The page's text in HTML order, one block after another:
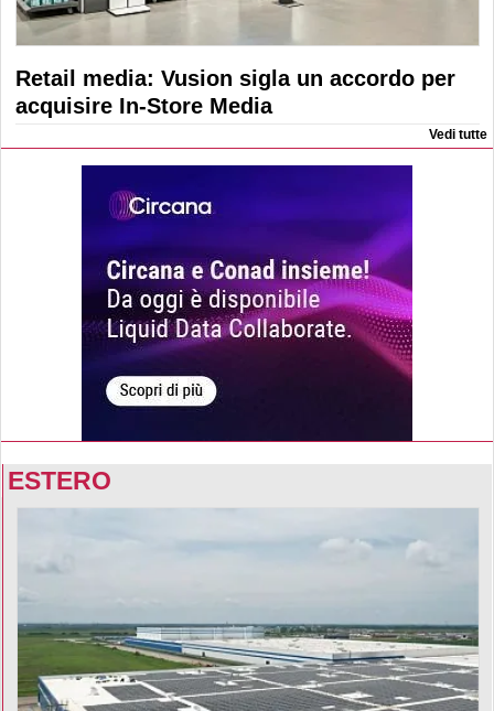
Retail media: Vusion sigla un accordo per
acquisire In-Store Media
Vedi tutte
ESTERO